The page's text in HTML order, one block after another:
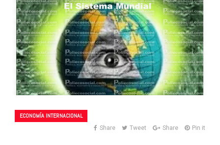
ECONOMÍA INTERNACIONAL
Share Tweet Share Pin it